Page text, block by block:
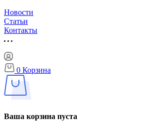
Новости
Статьи
Контакты
0 Корзина
Ваша корзина пуста